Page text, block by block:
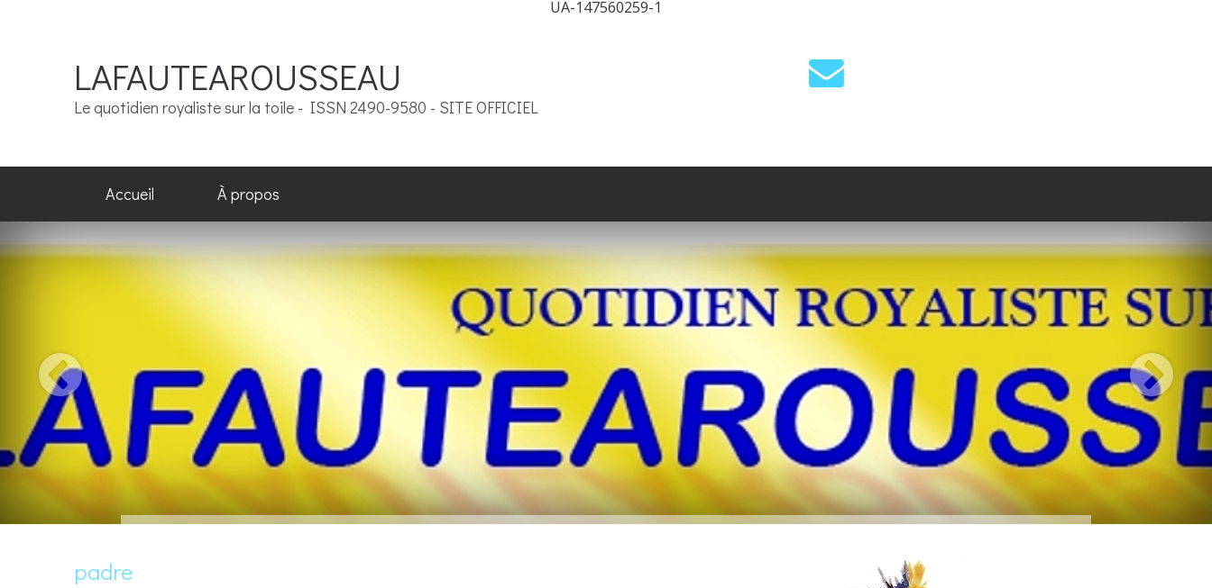
UA-147560259-1
LAFAUTEAROUSSEAU
Le quotidien royaliste sur la toile - ISSN 2490-9580 - SITE OFFICIEL
Accueil À propos
padre